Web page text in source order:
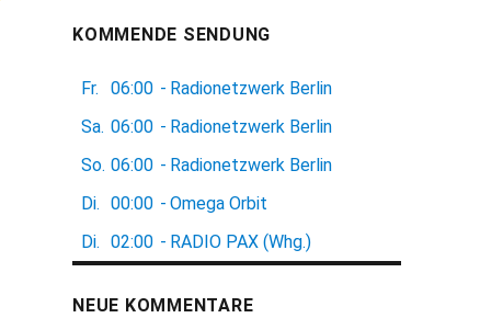
KOMMENDE SENDUNG
Fr. 06:00 - Radionetzwerk Berlin
Sa. 06:00 - Radionetzwerk Berlin
So. 06:00 - Radionetzwerk Berlin
Di. 00:00 - Omega Orbit
Di. 02:00 - RADIO PAX (Whg.)
NEUE KOMMENTARE